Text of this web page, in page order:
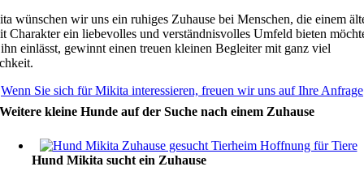
wünschen wir uns ein ruhiges Zuhause bei Menschen, die einem
Charakter ein liebevolles und verständnisvolles Umfeld bieten
einlässt, gewinnt einen treuen kleinen Begleiter mit ganz viel
Wenn Sie sich für Mikita interessieren, freuen wir uns auf Ihre Anfrage
Weitere kleine Hunde auf der Suche nach einem Zuhause
Hund Mikita sucht ein Zuhause